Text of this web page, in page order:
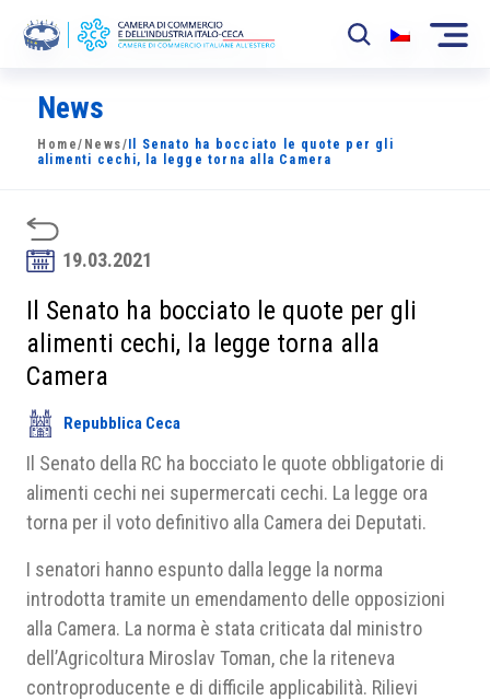
La Camera
News
Sviluppo Mercato
Soci
Partner
Area riservata
News
Home/ News/ Il Senato ha bocciato le quote per gli
alimenti cechi, la legge torna alla Camera
19.03.2021
Il Senato ha bocciato le quote per gli
alimenti cechi, la legge torna alla
Camera
Repubblica Ceca
Il Senato della RC ha bocciato le quote obbligatorie di
alimenti cechi nei supermercati cechi. La legge ora
torna per il voto definitivo alla Camera dei Deputati.
I senatori hanno espunto dalla legge la norma
introdotta tramite un emendamento delle opposizioni
alla Camera. La norma è stata criticata dal ministro
dell’Agricoltura Miroslav Toman, che la riteneva
controproducente e di difficile applicabilità. Rilievi